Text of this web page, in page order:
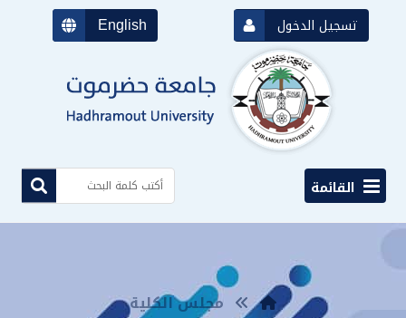
English تسجيل الدخول
القائمة
مجلس الكلية